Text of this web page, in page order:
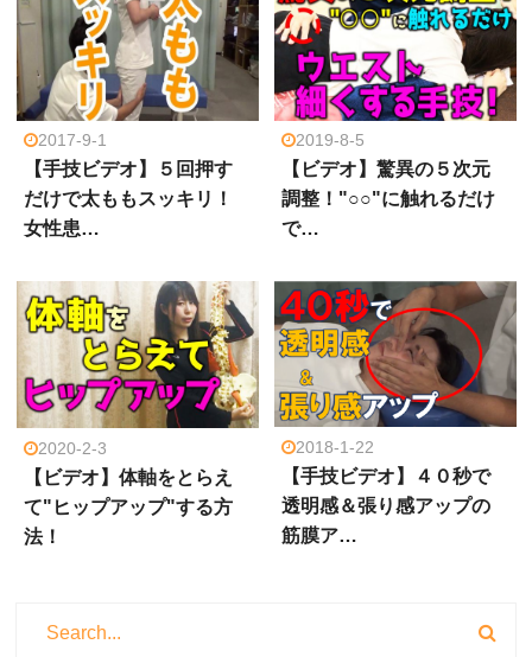
2017-9-1
【手技ビデオ】５回押す
だけで太ももスッキリ！
女性患…
2019-8-5
【ビデオ】驚異の５次元
調整！"○○"に触れるだけ
で…
2020-2-3
【ビデオ】体軸をとらえ
て"ヒップアップ"する方
法！
2018-1-22
【手技ビデオ】４０秒で
透明感＆張り感アップの
筋膜ア…